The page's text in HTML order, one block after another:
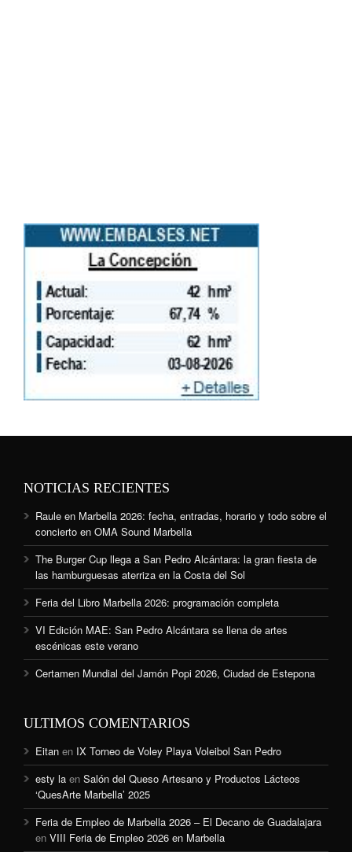
NOTICIAS RECIENTES
Raule en Marbella 2026: fecha, entradas, horario y todo sobre el
concierto en OMA Sound Marbella
The Burger Cup llega a San Pedro Alcántara: la gran fiesta de
las hamburguesas aterriza en la Costa del Sol
Feria del Libro Marbella 2026: programación completa
VI Edición MAE: San Pedro Alcántara se llena de artes
escénicas este verano
Certamen Mundial del Jamón Popi 2026, Ciudad de Estepona
ULTIMOS COMENTARIOS
Eitan en IX Torneo de Voley Playa Voleibol San Pedro
esty la en Salón del Queso Artesano y Productos Lácteos
‘QuesArte Marbella’ 2025
Feria de Empleo de Marbella 2026 – El Decano de Guadalajara
en VIII Feria de Empleo 2026 en Marbella